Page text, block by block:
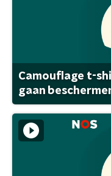
Camouflage t-
gaan